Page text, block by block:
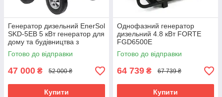
Генератор дизельний EnerSol
SKD-5EB 5 кВт генератор для
дому та будівництва з
електростартером
Готово до відправки
47 000 ₴ 52 000 ₴
Купити
Однофазний генератор
дизельний 4.8 кВт FORTE
FGD6500E
Готово до відправки
64 739 ₴ 67 739 ₴
Купити